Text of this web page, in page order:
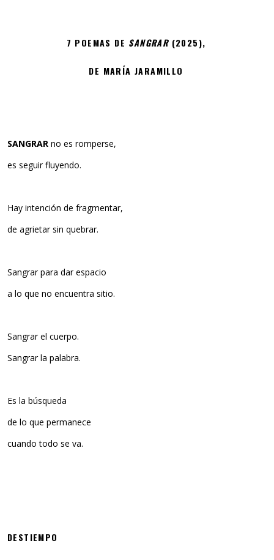
7 POEMAS DE SANGRAR (2025),
DE MARÍA JARAMILLO
SANGRAR no es romperse,
es seguir fluyendo.
Hay intención de fragmentar,
de agrietar sin quebrar.
Sangrar para dar espacio
a lo que no encuentra sitio.
Sangrar el cuerpo.
Sangrar la palabra.
Es la búsqueda
de lo que permanece
cuando todo se va.
DESTIEMPO